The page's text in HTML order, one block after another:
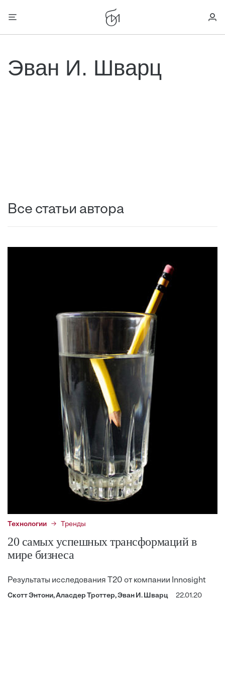
Эван И. Шварц
Все статьи автора
Технологии Тренды
20 самых успешных трансформаций в
мире бизнеса
Результаты исследования T20 от компании Innosight
Скотт Энтони, Аласдер Троттер, Эван И. Шварц 22.01.20